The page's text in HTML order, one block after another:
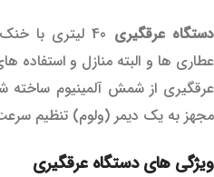
دستگاه عرقگیری
40 لیتری با
عطاری ها و البته منازل و
عرقگیری از شمش آلمینیوم
مجهز به یک دیمر (ولوم) تنظیم
ویژگی های دستگاه عرقگیری